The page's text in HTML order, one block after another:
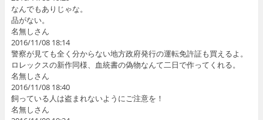
なんでもありじゃな。
品がない。
名無しさん
2016/11/08 18:14
警察が見ても全く分からない地方政府発行の運転免許証も買えるよ。
ロレックスの新作同様、血統書の偽物なんて二日で作ってくれる。
名無しさん
2016/11/08 18:40
飼っている人は盗まれないようにご注意を！
名無しさん